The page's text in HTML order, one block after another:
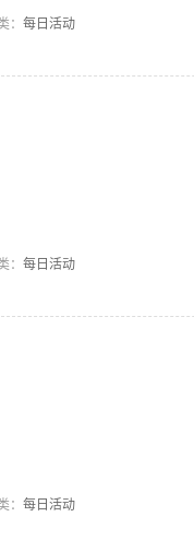
： 每日活动
： 每日活动
： 每日活动